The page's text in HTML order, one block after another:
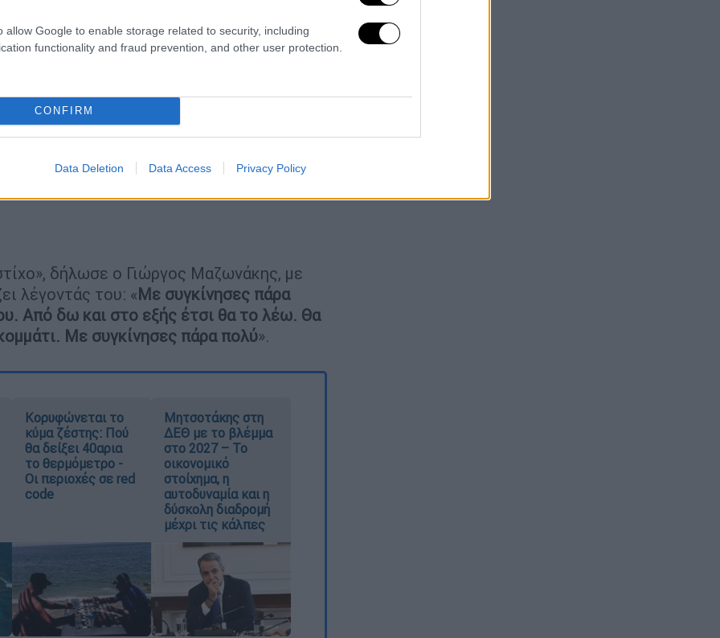
allow Google to enable storage related to security, including
functionality and fraud prevention, and other user protection.
CONFIRM
Data Deletion Data Access Privacy Policy
δήλωσε ο Γιώργος Μαζωνάκης, με
λέγοντάς του: « Με συγκίνησες πάρα
Από δω και στο εξής έτσι θα το λέω. Θα
Με συγκίνησες πάρα πολύ».
Κορυφώνεται το
κύμα ζέστης: Πού
θα δείξει 40αρια
το θερμόμετρο -
Οι περιοχές σε red
code
Μητσοτάκης στη
ΔΕΘ με το βλέμμα
στο 2027 – Το
οικονομικό
στοίχημα, η
αυτοδυναμία και η
δύσκολη διαδρομή
μέχρι τις κάλπες